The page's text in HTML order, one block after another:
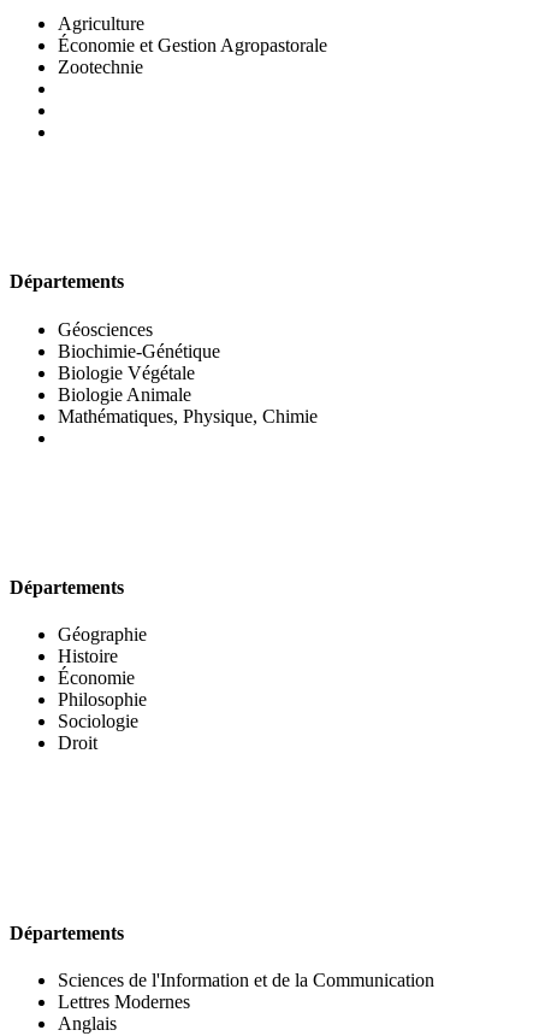
Agriculture
Économie et Gestion Agropastorale
Zootechnie
Départements
Géosciences
Biochimie-Génétique
Biologie Végétale
Biologie Animale
Mathématiques, Physique, Chimie
Départements
Géographie
Histoire
Économie
Philosophie
Sociologie
Droit
Départements
Sciences de l'Information et de la Communication
Lettres Modernes
Anglais